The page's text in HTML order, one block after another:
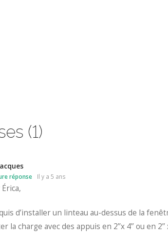
(1)
réponse il y a 5 ans
d’installer un linteau au-dessus de la
la charge avec des appuis en 2’’x 4’’ ou en